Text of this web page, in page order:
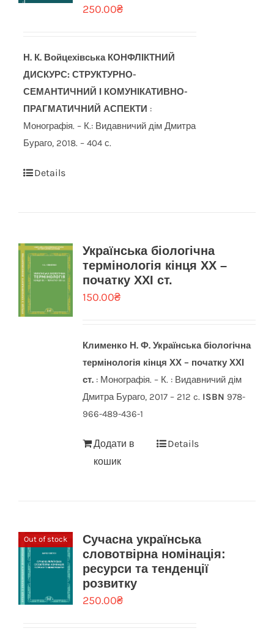
250.00₴
Н. К. Войцехівська КОНФЛІКТНИЙ
ДИСКУРС: СТРУКТУРНО-
СЕМАНТИЧНИЙ І КОМУНІКАТИВНО-
ПРАГМАТИЧНИЙ АСПЕКТИ :
Монографія. – К.: Видавничий дім Дмитра
Бураго, 2018. – 404 с.
Details
Українська біологічна
термінологія кінця ХХ –
початку ХХІ ст.
150.00₴
Клименко Н. Ф. Українська біологічна
термінологія кінця ХХ – початку ХХІ
ст.: Монографія. – К. : Видавничий дім
Дмитра Бураго, 2017 – 212 c. ISBN 978-
966-489-436-1
Додати в
кошик
Details
Out of stock
Сучасна українська
словотвірна номінація:
ресурси та тенденції
розвитку
250.00₴